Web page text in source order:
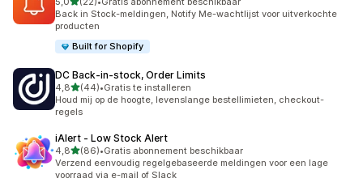
22 recensies in totaal
Back in Stock-meldingen, Notify Me-wachtlijst voor uitverkochte
producten
Built for Shopify
DC Back‑in‑stock, Order Limits
4,8van 5 sterren
(44)
44 recensies in totaal
•Gratis te installeren
Houd mij op de hoogte, levenslange bestellimieten, checkout-
regels
iAlert ‑ Low Stock Alert
4,8van 5 sterren
(86)
86 recensies in totaal
•Gratis abonnement beschikbaar
Verzend eenvoudig regelgebaseerde meldingen voor een lage
voorraad via e-mail of Slack